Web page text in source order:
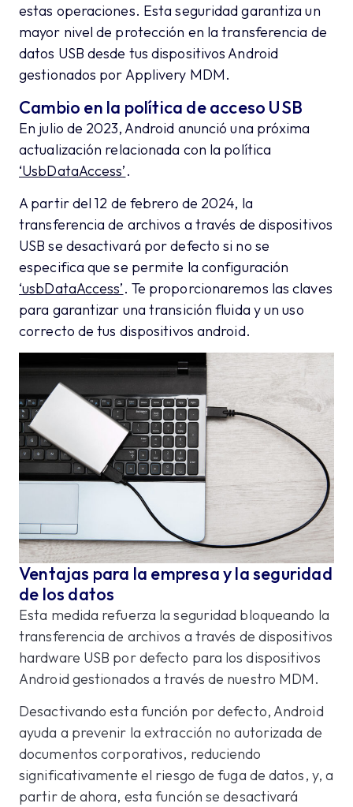
estas operaciones. Esta seguridad garantiza un
mayor nivel de protección en la transferencia de
datos USB desde tus dispositivos Android
gestionados por Applivery MDM.
Cambio en la política de acceso USB
En julio de 2023, Android anunció una próxima
actualización relacionada con la política
‘UsbDataAccess’.
A partir del 12 de febrero de 2024, la
transferencia de archivos a través de dispositivos
USB se desactivará por defecto si no se
especifica que se permite la configuración
‘usbDataAccess’. Te proporcionaremos las claves
para garantizar una transición fluida y un uso
correcto de tus dispositivos android.
Ventajas para la empresa y la seguridad
de los datos
Esta medida refuerza la seguridad bloqueando la
transferencia de archivos a través de dispositivos
hardware USB por defecto para los dispositivos
Android gestionados a través de nuestro MDM.
Desactivando esta función por defecto, Android
ayuda a prevenir la extracción no autorizada de
documentos corporativos, reduciendo
significativamente el riesgo de fuga de datos, y, a
partir de ahora, esta función se desactivará